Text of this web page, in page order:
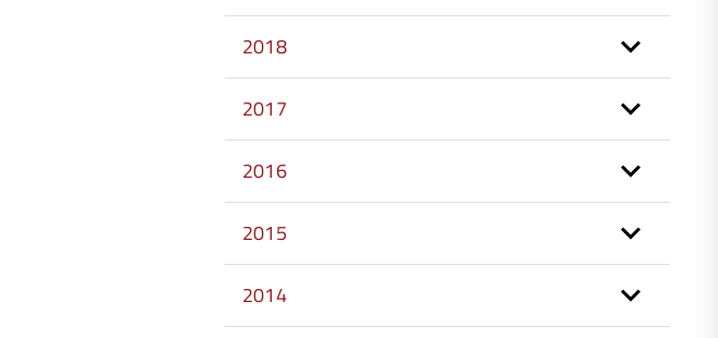
2018
2017
2016
2015
2014